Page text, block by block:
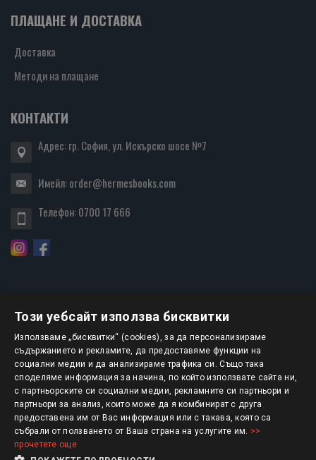
ПЛАЩАНЕ И ДОСТАВКА
Доставка
Методи на плащане
КОНТАКТИ
Адрес: гр. София, ул. Искърско шосе №7
Имейл:order@hermesbooks.com
Телефон:0700 17 666
БЮЛЕТИН
АБОНИРАНЕ
Авторско право © 2025 HERMESBOOKS.BG
1 EUR = 1.95583 BGN
Този уебсайт използва бисквитки
Използваме „бисквитки“ (cookies), за да персонализираме
съдържанието и рекламите, да предоставяме функции на
социални медии и да анализираме трафика си. Също така
споделяме информация за начина, по който използвате сайта ни,
с партньорските си социални медии, рекламните си партньори и
партньори за анализ, които може да я комбинират с друга
предоставена им от Вас информация или с такава, която са
събрали от ползването от Ваша страна на услугите им. >>
прочетете още